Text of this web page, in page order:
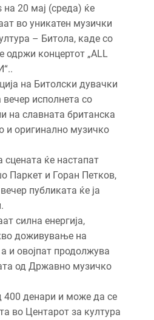
на 20 мај (среда) ќе
во уникатен музички
– Битола, каде со
одржи концертот „ALL
на Битолски дувачки
вечер исполнета со
на славната британска
и оригинално музичко
сцената ќе настапат
Паркет и Горан Петков,
публиката ќе ја
силна енергија,
доживување на
и овојпат продолжува
од Државно музичко
400 денари и може да се
во Центарот за култура